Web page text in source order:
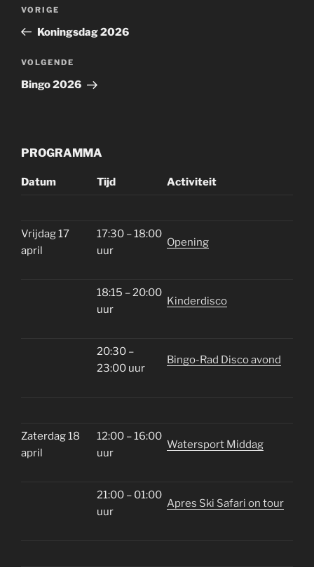
Vorig
bericht
VORIGE
Koningsdag 2026
Volgend
bericht
VOLGENDE
Bingo 2026
PROGRAMMA
Datum Tijd Activiteit
Vrijdag 17
april
17:30 – 18:00
uur
Opening
18:15 – 20:00
uur
Kinderdisco
20:30 –
23:00 uur
Bingo-Rad Disco avond
Zaterdag 18
april
12:00 – 16:00
uur
Watersport Middag
21:00 – 01:00
uur
Apres Ski Safari on tour